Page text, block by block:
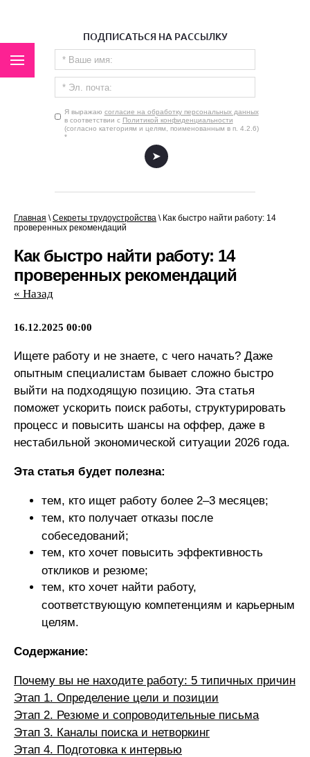
ПОДПИСАТЬСЯ НА РАССЫЛКУ
Я выражаю согласие на обработку персональных данных
в соответствии с Политикой конфиденциальности
(согласно категориям и целям, поименованным в п. 4.2.6)
*
.
Главная \Секреты трудоустройства \ Как быстро найти работу: 14
проверенных рекомендаций
Как быстро найти работу: 14
проверенных рекомендаций
« Назад
16.12.2025 00:00
Ищете работу и не знаете, с чего начать? Даже
опытным специалистам бывает сложно быстро
выйти на подходящую позицию. Эта статья
поможет ускорить поиск работы, структурировать
процесс и повысить шансы на оффер, даже в
нестабильной экономической ситуации 2026 года.
Эта статья будет полезна:
тем, кто ищет работу более 2–3 месяцев;
тем, кто получает отказы после
собеседований;
тем, кто хочет повысить эффективность
откликов и резюме;
тем, кто хочет найти работу,
соответствующую компетенциям и карьерным
целям.
Содержание:
Почему вы не находите работу: 5 типичных причин
Этап 1. Определение цели и позиции
Этап 2. Резюме и сопроводительные письма
Этап 3. Каналы поиска и нетворкинг
Этап 4. Подготовка к интервью